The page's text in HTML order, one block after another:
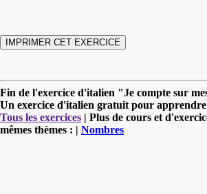
Fin de l'exercice d'italien "Je compte sur
Un exercice d'italien gratuit pour
Tous les exercices | Plus de cours et
mêmes thèmes : | Nombres